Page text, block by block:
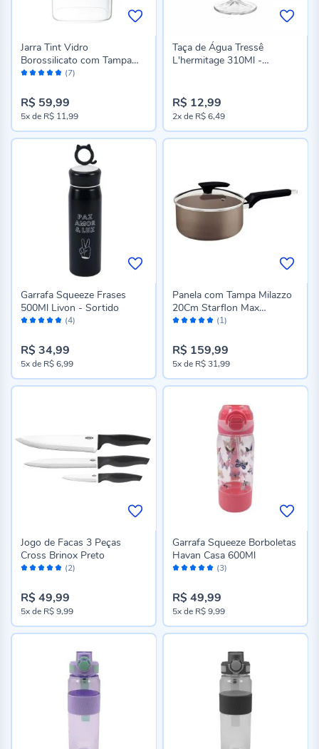
Avaliação: (7)
Jarra Tint Vidro
Borossilicato com Tampa
em Silicone 1,5L Fracalanza
R$ 59,99
5xde R$ 11,99
Taça de Água Tressê
L'hermitage 310Ml -
R$ 12,99
2xde R$ 6,49
Avaliação: (4)
Garrafa Squeeze Frases
500Ml Livon - Sortido
R$ 34,99
5xde R$ 6,99
Avaliação: (1)
Panela com Tampa Milazzo
20Cm Starflon Max
Amêndoa Tramontina -
R$ 159,99
5xde R$ 31,99
Avaliação: (2)
Jogo de Facas 3 Peças
Cross Brinox Preto
R$ 49,99
5xde R$ 9,99
Avaliação: (3)
Garrafa Squeeze Borboletas
Havan Casa 600Ml
R$ 49,99
5xde R$ 9,99